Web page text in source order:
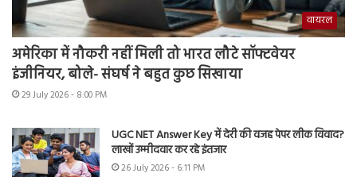
वायरल
अमेरिका में नौकरी नहीं मिली तो भारत लौटे सॉफ्टवेयर
इंजीनियर, बोले- संघर्ष ने बहुत कुछ सिखाया
29 July 2026 - 8:00 PM
UGC NET Answer Key में देरी की वजह पेपर लीक विवाद?
लाखों उम्मीदवार कर रहे इंतजार
26 July 2026 - 6:11 PM